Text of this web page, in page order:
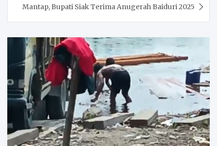
Mantap, Bupati Siak Terima Anugerah Baiduri 2025